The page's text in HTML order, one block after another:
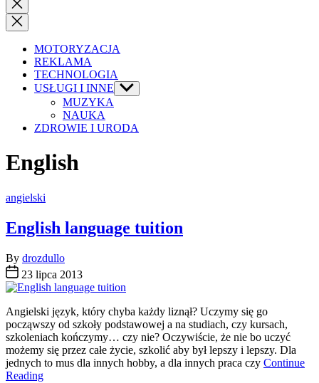
Close
search
Close
Menu
MOTORYZACJA
REKLAMA
TECHNOLOGIA
USŁUGI I INNE Show
sub
MUZYKA
NAUKA
ZDROWIE I URODA
English
Categories
angielski
English language tuition
By drozdullo
23 lipca 2013
Angielski język, który chyba każdy liznął? Uczymy się go
począwszy od szkoły podstawowej a na studiach, czy kursach,
szkoleniach kończymy… czy nie? Oczywiście, że nie bo uczyć
możemy się przez całe życie, szkolić aby był lepszy i lepszy. Dla
jednych to mus dla innych hobby, a dla innych praca czy Continue
Reading